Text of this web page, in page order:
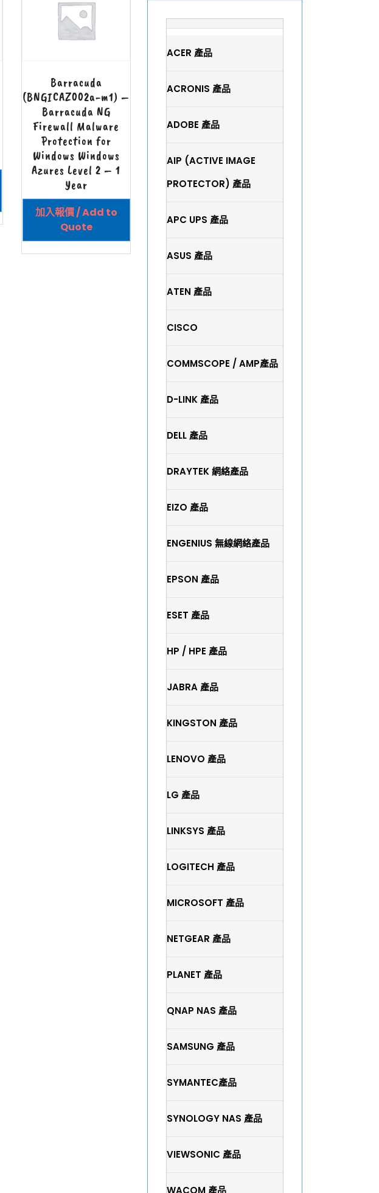
Barracuda
(BNGICAZ002a-m1) –
Barracuda NG
Firewall Malware
Protection for
Windows Windows
Azures Level 2 – 1
Year
加入報價 / Add to
Quote
ACER 產品
ACRONIS 產品
ADOBE 產品
AIP (ACTIVE IMAGE
PROTECTOR) 產品
APC UPS 產品
ASUS 產品
ATEN 產品
CISCO
COMMSCOPE / AMP產品
D-LINK 產品
DELL 產品
DRAYTEK 網絡產品
EIZO 產品
ENGENIUS 無線網絡產品
EPSON 產品
ESET 產品
HP / HPE 產品
JABRA 產品
KINGSTON 產品
LENOVO 產品
LG 產品
LINKSYS 產品
LOGITECH 產品
MICROSOFT 產品
NETGEAR 產品
PLANET 產品
QNAP NAS 產品
SAMSUNG 產品
SYMANTEC產品
SYNOLOGY NAS 產品
VIEWSONIC 產品
WACOM 產品